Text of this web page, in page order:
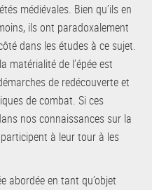
médiévales. Bien qu’ils en
ils ont paradoxalement
dans les études à ce sujet.
matérialité de l’épée est
de redécouverte et
de combat. Si ces
nos connaissances sur la
à leur tour à les
abordée en tant qu’objet